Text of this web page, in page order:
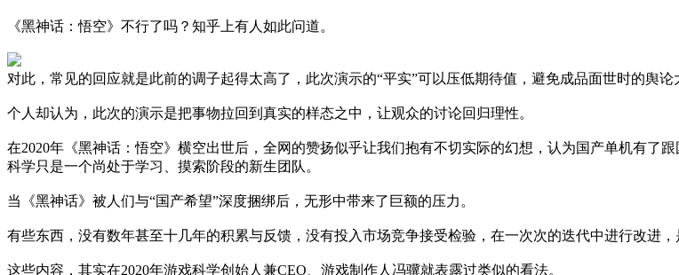
《黑神话：悟空》不行了吗？知乎上有人如此问道。
对此，常见的回应就是此前的调子起得太高了，此次演示的“平实”可以压低期待值，避免成品面世时的舆论
个人却认为，此次的演示是把事物拉回到真实的样态之中，让观众的讨论回归理性。
在2020年《黑神话：悟空》横空出世后，全网的赞扬似乎让我们抱有不切实际的幻想，认为国产单机有了
科学只是一个尚处于学习、摸索阶段的新生团队。
当《黑神话》被人们与“国产希望”深度捆绑后，无形中带来了巨额的压力。
有些东西，没有数年甚至十几年的积累与反馈，没有投入市场竞争接受检验，在一次次的迭代中进行改进
这些内容，其实在2020年游戏科学创始人兼CEO、游戏制作人冯骥就表露过类似的看法。